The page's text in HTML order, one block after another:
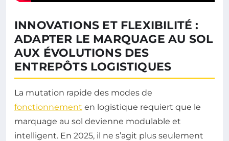
INNOVATIONS ET FLEXIBILITÉ :
ADAPTER LE MARQUAGE AU SOL
AUX ÉVOLUTIONS DES
ENTREPÔTS LOGISTIQUES
La mutation rapide des modes de
fonctionnement en logistique requiert que le
marquage au sol devienne modulable et
intelligent. En 2025, il ne s’agit plus seulement